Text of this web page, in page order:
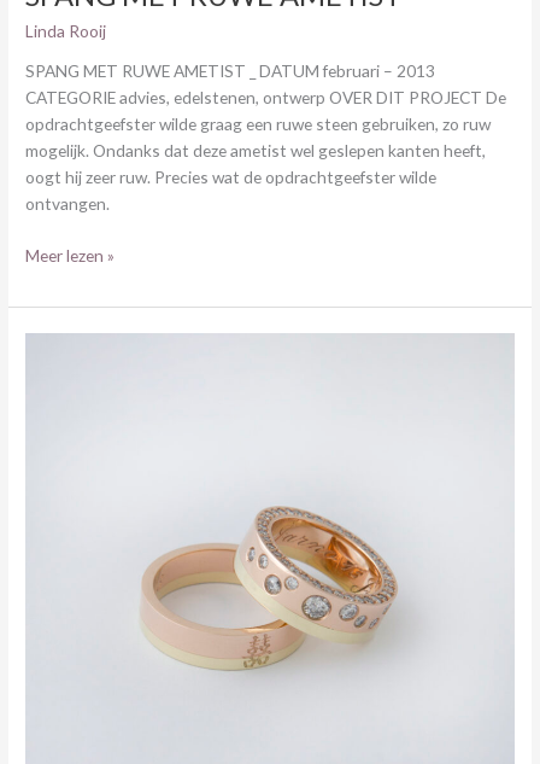
Linda Rooij
SPANG MET RUWE AMETIST _ DATUM februari – 2013
CATEGORIE advies, edelstenen, ontwerp OVER DIT PROJECT De
opdrachtgeefster wilde graag een ruwe steen gebruiken, zo ruw
mogelijk. Ondanks dat deze ametist wel geslepen kanten heeft,
oogt hij zeer ruw. Precies wat de opdrachtgeefster wilde
ontvangen.
Meer lezen »